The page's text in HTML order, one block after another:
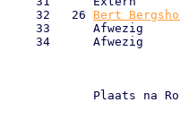
    32   26
Bert
33      Afwezig
34      Afwezig
Plaats na